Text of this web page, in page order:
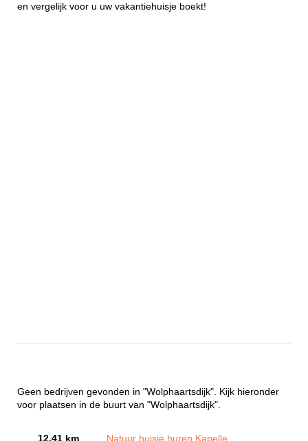
en vergelijk voor u uw vakantiehuisje boekt!
Geen bedrijven gevonden in "Wolphaartsdijk". Kijk hieronder
voor plaatsen in de buurt van "Wolphaartsdijk".
12.41 km Natuur huisje huren Kapelle